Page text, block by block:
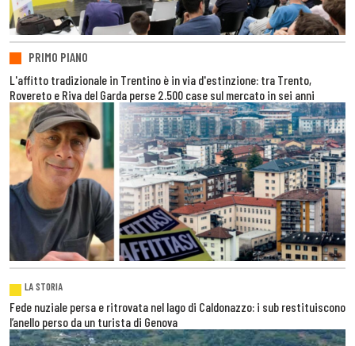
PRIMO PIANO
L'affitto tradizionale in Trentino è in via d'estinzione: tra Trento,
Rovereto e Riva del Garda perse 2.500 case sul mercato in sei anni
LA STORIA
Fede nuziale persa e ritrovata nel lago di Caldonazzo: i sub restituiscono
l’anello perso da un turista di Genova